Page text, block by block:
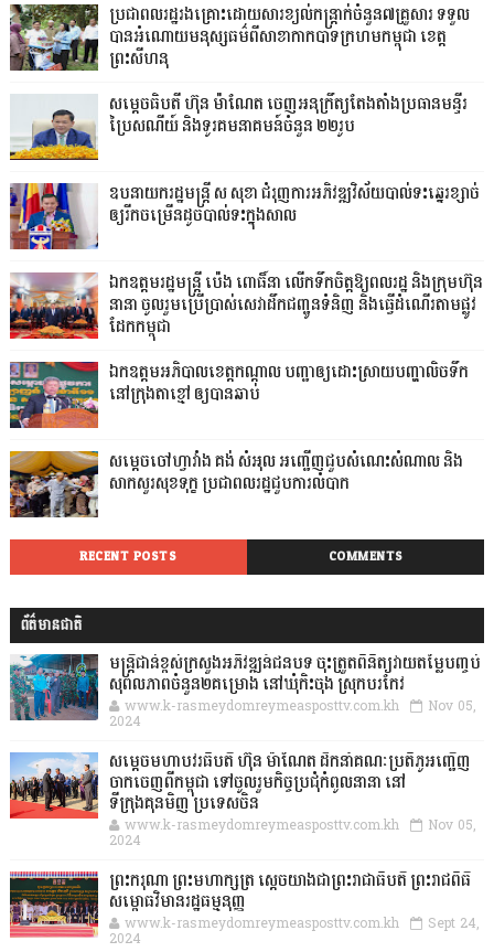
ប្រជាពលរដ្ឋរងគ្រោះដោយសារខ្យល់កន្ត្រាក់ចំនួន៧គ្រួសារ ទទួល
បានអំណោយមនុស្សធម៌ពីសាខាកាកបាទក្រហមកម្ពុជា ខេត្ត
ព្រះសីហនុ
សម្តេចធិបតី ហ៊ុន ម៉ាណែត ចេញអនុក្រឹត្យតែងតាំងប្រធានមន្ទីរ
ប្រៃសណីយ៍ និងទូរគមនាគមន៍ចំនួន ២២រូប
ឧបនាយករដ្ឋមន្ដ្រី ស សុខា ជំរុញការអភិវឌ្ឍវិស័យបាល់ទះឆ្នេរខ្សាច់
ឲ្យរីកចម្រើនដូចបាល់ទះក្នុងសាល
ឯកឧត្តមរដ្ឋមន្ត្រី ប៉េង ពោធិ៍នា លើកទឹកចិត្តឱ្យពលរដ្ឋ និងក្រុមហ៊ុន
នានា ចូលរួមប្រើប្រាស់សេវាដឹកជញ្ជូនទំនិញ និងធ្វើដំណើរតាមផ្លូវ
ដែកកម្ពុជា
ឯកឧត្តមអភិបាលខេត្តកណ្ដាល បញ្ជាឲ្យដោះស្រាយបញ្ហាលិចទឹក
នៅក្រុងតាខ្មៅ ឲ្យបានឆាប់
សម្តេចចៅហ្វាវាំង គង់ សំអុល អញ្ជើញជួបសំណេះសំណាល និង
សាកសួរសុខទុក្ខ ប្រជាពលរដ្ឋជួបការលំបាក
RECENT POSTS COMMENTS
ព័ត៌មានជាតិ
មន្ត្រីជាន់ខ្ពស់ក្រសួងអភិវឌ្ឍន៍ជនបទ ចុះត្រួតពិនិត្យវាយតម្លៃបញ្ចប់
សុពលភាពចំនួន២គម្រោង នៅឃុំកិះចុង ស្រុកបរកែវ
www.k-rasmeydomreymeasposttv.com.kh Nov 05,
2024
សម្តេចមហាបវរធិបតី ហ៊ុន ម៉ាណែត ដឹកនាំគណៈប្រតិភូអញ្ជើញ
ចាកចេញពីកម្ពុជា ទៅចូលរួមកិច្ចប្រជុំកំពូលនានា នៅ
ទីក្រុងគុនមិញ ប្រទេសចិន
www.k-rasmeydomreymeasposttv.com.kh Nov 05,
2024
ព្រះករុណា ព្រះមហាក្សត្រ ស្តេចយាងជាព្រះរាជាធិបតី ព្រះរាជពិធី
សម្ពោធវិមានរដ្ឋធម្មនុញ្ញ
www.k-rasmeydomreymeasposttv.com.kh Sept 24,
2024